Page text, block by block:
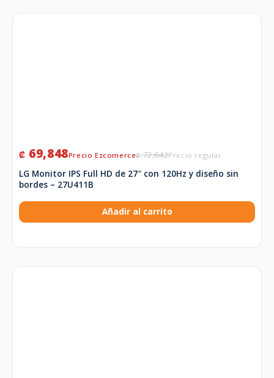
₡72,642
₡ 69,848
LG Monitor IPS Full HD de 27″ con 120Hz y diseño sin
bordes – 27U411B
Añadir al carrito